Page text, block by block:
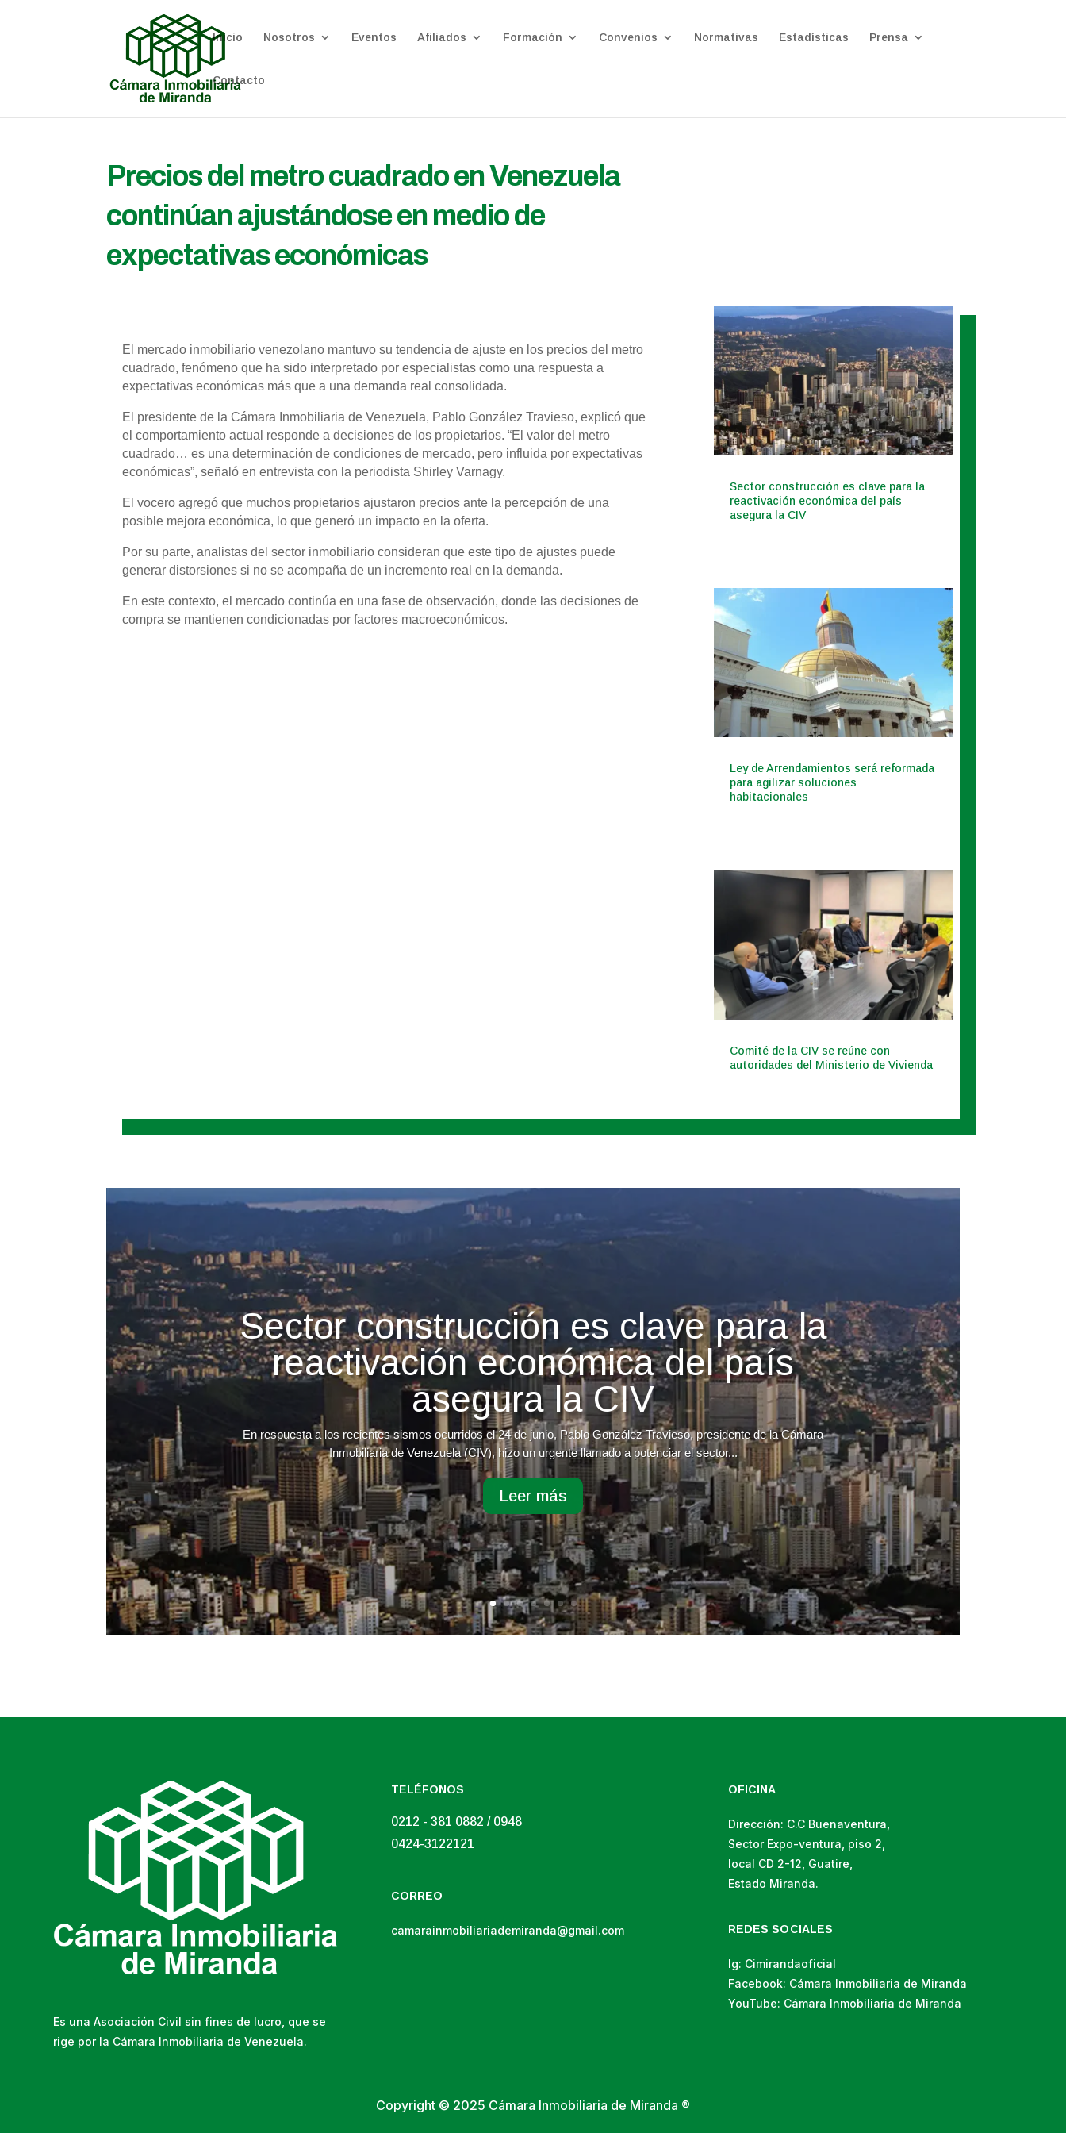
Inicio Nosotros Eventos Afiliados Formación Convenios Normativas Estadísticas Prensa
Contacto
Precios del metro cuadrado en Venezuela
continúan ajustándose en medio de
expectativas económicas
El mercado inmobiliario venezolano mantuvo su tendencia de ajuste en los precios del metro
cuadrado, fenómeno que ha sido interpretado por especialistas como una respuesta a
expectativas económicas más que a una demanda real consolidada.
El presidente de la Cámara Inmobiliaria de Venezuela, Pablo González Travieso, explicó que
el comportamiento actual responde a decisiones de los propietarios. “El valor del metro
cuadrado… es una determinación de condiciones de mercado, pero influida por expectativas
económicas”, señaló en entrevista con la periodista Shirley Varnagy.
El vocero agregó que muchos propietarios ajustaron precios ante la percepción de una
posible mejora económica, lo que generó un impacto en la oferta.
Por su parte, analistas del sector inmobiliario consideran que este tipo de ajustes puede
generar distorsiones si no se acompaña de un incremento real en la demanda.
En este contexto, el mercado continúa en una fase de observación, donde las decisiones de
compra se mantienen condicionadas por factores macroeconómicos.
Sector construcción es clave para la
reactivación económica del país
asegura la CIV
Ley de Arrendamientos será reformada
para agilizar soluciones
habitacionales
Comité de la CIV se reúne con
autoridades del Ministerio de Vivienda
Sector construcción es clave para la
reactivación económica del país
asegura la CIV
En respuesta a los recientes sismos ocurridos el 24 de junio, Pablo González Travieso, presidente de la Cámara
Inmobiliaria de Venezuela (CIV), hizo un urgente llamado a potenciar el sector...
Leer más
Es una Asociación Civil sin fines de lucro, que se
rige por la Cámara Inmobiliaria de Venezuela.
TELÉFONOS
0212 - 381 0882 / 0948
0424-3122121
CORREO
camarainmobiliariademiranda@gmail.com
OFICINA
Dirección: C.C Buenaventura,
Sector Expo-ventura, piso 2,
local CD 2-12, Guatire,
Estado Miranda.
REDES SOCIALES
Ig: Cimirandaoficial
Facebook: Cámara Inmobiliaria de Miranda
YouTube: Cámara Inmobiliaria de Miranda
Copyright © 2025 Cámara Inmobiliaria de Miranda ®